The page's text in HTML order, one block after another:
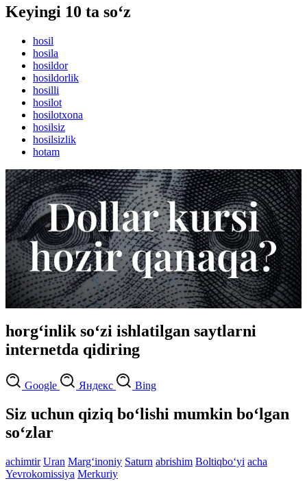
Keyingi 10 ta so‘z
hosil
hosila
hosildor
hosildorlik
hosilli
hosilot
hosilotxona
hosilsiz
hosilsizlik
hotam
horg‘inlik so‘zi ishlatilgan saytlarni
internetda qidiring
Google Яндекс Bing
Siz uchun qiziq bo‘lishi mumkin bo‘lgan
so‘zlar
achimtir Uran Marg‘inoniy Saturn abrishim Boltiqbo‘yi acha
Yevrokomissiya Merkuriy